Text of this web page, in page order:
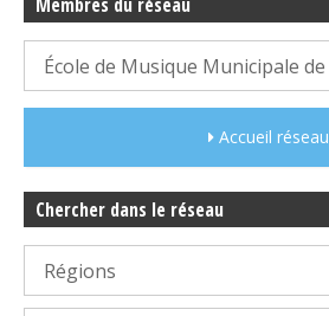
Accueil réseau
Chercher dans le réseau